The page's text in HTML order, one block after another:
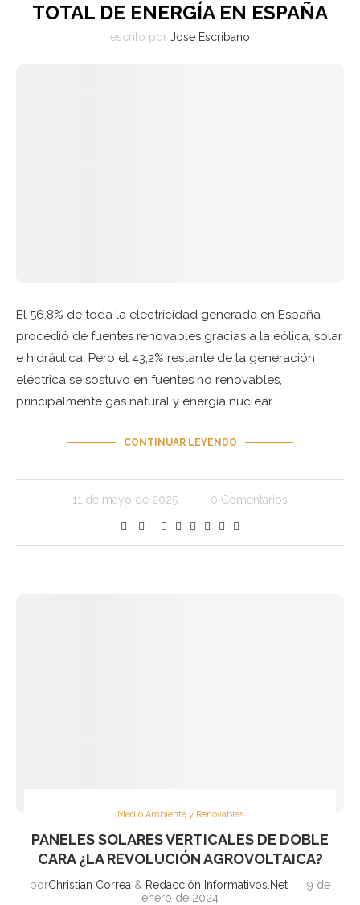
TOTAL DE ENERGÍA EN ESPAÑA
escrito por Jose Escribano
El 56,8% de toda la electricidad generada en España
procedió de fuentes renovables gracias a la eólica, solar
e hidráulica. Pero el 43,2% restante de la generación
eléctrica se sostuvo en fuentes no renovables,
principalmente gas natural y energía nuclear.
CONTINUAR LEYENDO
11 de mayo de 2025 0 Comentarios
Medio Ambiente y Renovables
PANELES SOLARES VERTICALES DE DOBLE
CARA ¿LA REVOLUCIÓN AGROVOLTAICA?
porChristian Correa & Redacción Informativos.Net
9 de
enero de 2024